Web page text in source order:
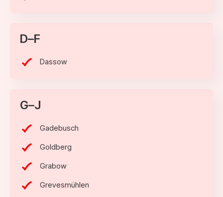
D–F
Dassow
G–J
Gadebusch
Goldberg
Grabow
Grevesmühlen